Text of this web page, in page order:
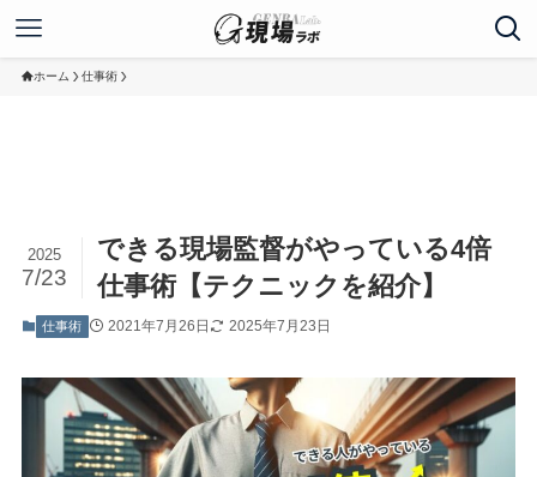
ホーム 仕事術
できる現場監督がやっている4倍
仕事術【テクニックを紹介】
2025
7/23
仕事術 2021年7月26日 2025年7月23日